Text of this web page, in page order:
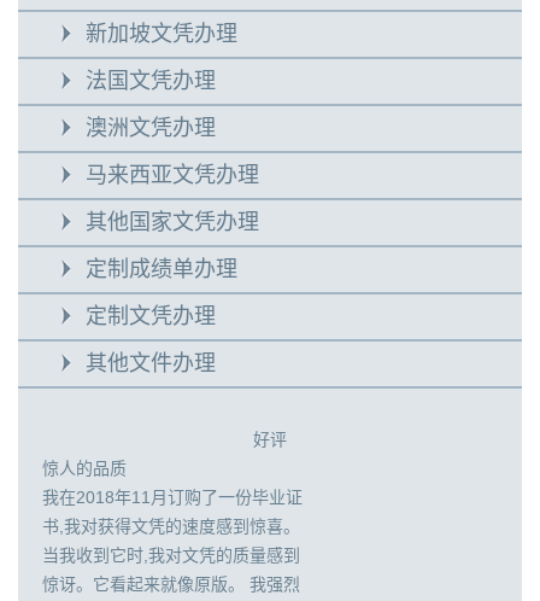
新加坡文凭办理
法国文凭办理
澳洲文凭办理
马来西亚文凭办理
其他国家文凭办理
定制成绩单办理
定制文凭办理
其他文件办理
好评
惊人的品质
我在2018年11月订购了一份毕业证
书,我对获得文凭的速度感到惊喜。
当我收到它时,我对文凭的质量感到
惊讶。它看起来就像原版。 我强烈